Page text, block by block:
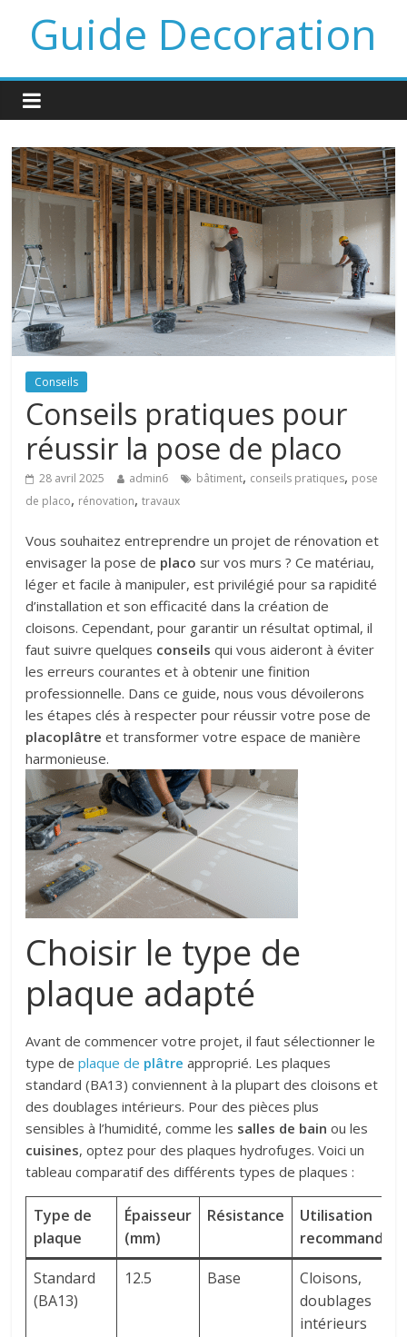
Guide Decoration
Conseils
Conseils pratiques pour
réussir la pose de placo
28 avril 2025 admin6 bâtiment, conseils pratiques, pose
de placo, rénovation,travaux
Vous souhaitez entreprendre un projet de rénovation et
envisager la pose de placo sur vos murs ? Ce matériau,
léger et facile à manipuler, est privilégié pour sa rapidité
d’installation et son efficacité dans la création de
cloisons. Cependant, pour garantir un résultat optimal, il
faut suivre quelques conseils qui vous aideront à éviter
les erreurs courantes et à obtenir une finition
professionnelle. Dans ce guide, nous vous dévoilerons
les étapes clés à respecter pour réussir votre pose de
placoplâtre et transformer votre espace de manière
harmonieuse.
Choisir le type de
plaque adapté
Avant de commencer votre projet, il faut sélectionner le
type deplaque de plâtre approprié. Les plaques
standard (BA13) conviennent à la plupart des cloisons et
des doublages intérieurs. Pour des pièces plus
sensibles à l’humidité, comme les salles de bain ou les
cuisines, optez pour des plaques hydrofuges. Voici un
tableau comparatif des différents types de plaques :
Type de
plaque
Épaisseur
(mm)
Résistance
Utilisation
recommandée
Standard
(BA13)
12.5 Base
Cloisons,
doublages
intérieurs